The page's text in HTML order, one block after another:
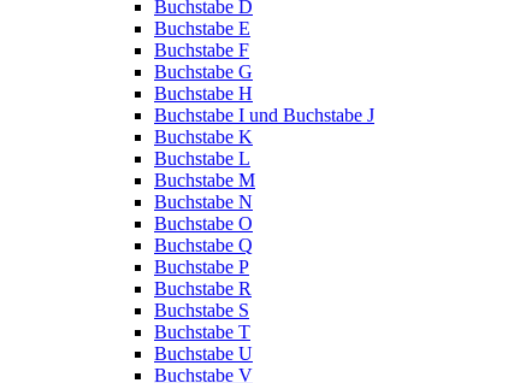
Buchstabe D
Buchstabe E
Buchstabe F
Buchstabe G
Buchstabe H
Buchstabe I und Buchstabe J
Buchstabe K
Buchstabe L
Buchstabe M
Buchstabe N
Buchstabe O
Buchstabe Q
Buchstabe P
Buchstabe R
Buchstabe S
Buchstabe T
Buchstabe U
Buchstabe V